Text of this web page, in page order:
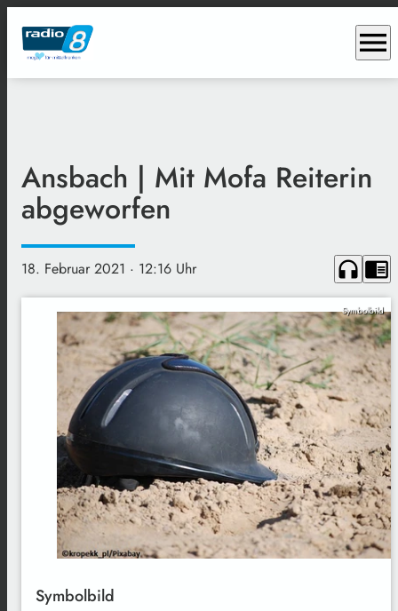
menu
Ansbach | Mit Mofa Reiterin
abgeworfen
18. Februar 2021 · 12:16 Uhr headphones chrome_reader_mode
Symbolbild
Symbolbild